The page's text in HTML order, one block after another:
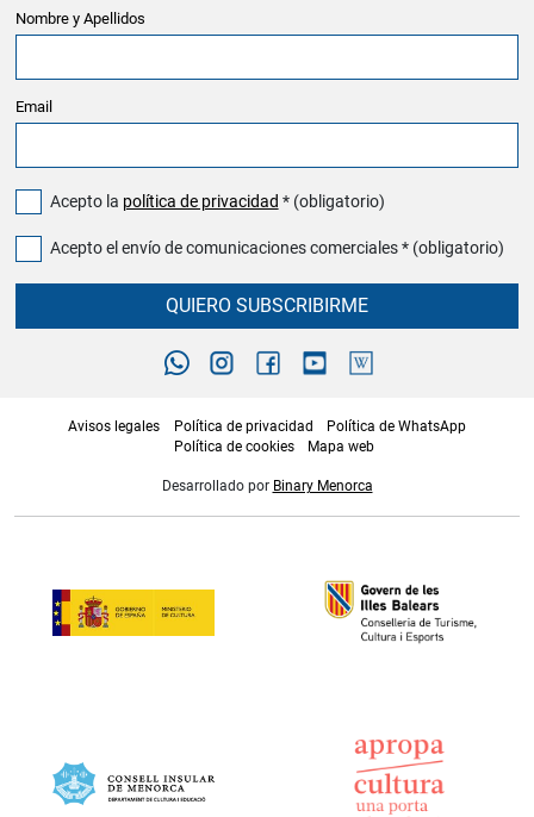
Nombre y Apellidos
Email
Acepto la política de privacidad * (obligatorio)
Acepto el envío de comunicaciones comerciales * (obligatorio)
QUIERO SUBSCRIBIRME
Avisos legales Política de privacidad
Política de WhatsApp
Política de cookies
Mapa web
Desarrollado por Binary Menorca